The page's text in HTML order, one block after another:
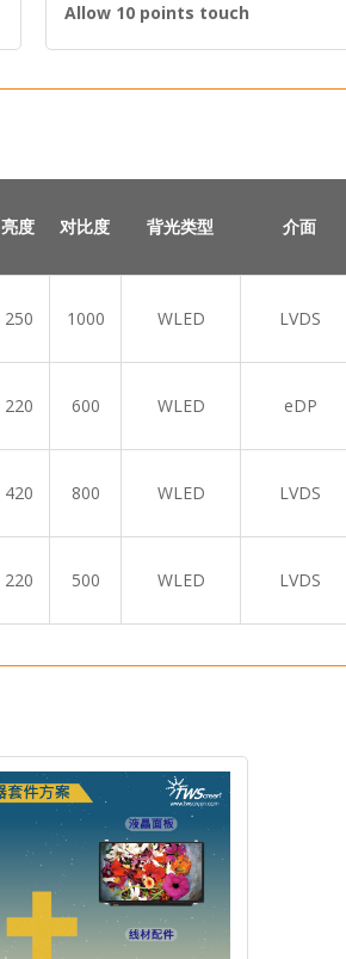
Allow 10 points touch
亮度 对比度 背光类型 介面
250 1000 WLED LVDS
220 600 WLED eDP
420 800 WLED LVDS
220 500 WLED LVDS